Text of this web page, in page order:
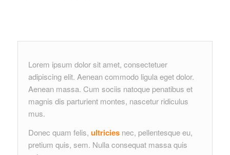
Lorem ipsum dolor sit amet, consectetuer
adipiscing elit. Aenean commodo ligula eget dolor.
Aenean massa. Cum sociis natoque penatibus et
magnis dis parturient montes, nascetur ridiculus
mus.
Donec quam felis, ultriciesnec, pellentesque eu,
pretium quis, sem. Nulla consequat massa quis